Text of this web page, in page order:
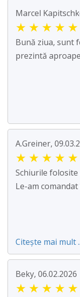
Marcel
★ ★ ★ ★ ★
Bună ziua, sunt
prezintă
A.Greiner,
★ ★ ★ ★ ★
Schiurile folosite
Le-am
Citește mai mult
Beky, 06.02.2026
★ ★ ★ ★ ★